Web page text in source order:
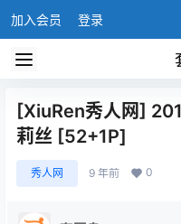
加入会员 登录
[XiuRen秀人网]
莉丝 [52+1P]
秀人网 9 年前 0